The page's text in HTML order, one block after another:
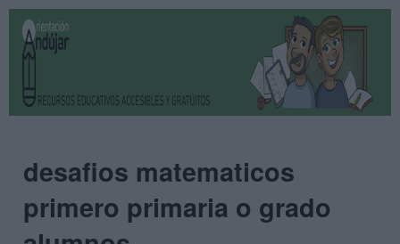
desafios matematicos
primero primaria o grado